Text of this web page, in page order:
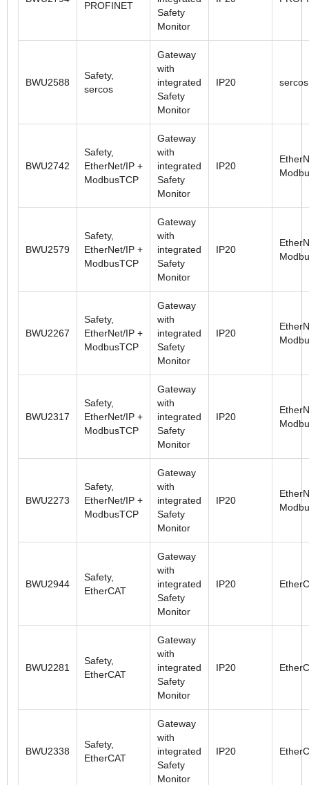
PROFINET
Safety
Monitor
BWU2588
Safety,
sercos
Gateway
with
integrated
Safety
Monitor
IP20 sercos
BWU2742
Safety,
EtherNet/IP +
ModbusTCP
Gateway
with
integrated
Safety
Monitor
IP20
BWU2579
Safety,
EtherNet/IP +
ModbusTCP
Gateway
with
integrated
Safety
Monitor
IP20
BWU2267
Safety,
EtherNet/IP +
ModbusTCP
Gateway
with
integrated
Safety
Monitor
IP20
BWU2317
Safety,
EtherNet/IP +
ModbusTCP
Gateway
with
integrated
Safety
Monitor
IP20
BWU2273
Safety,
EtherNet/IP +
ModbusTCP
Gateway
with
integrated
Safety
Monitor
IP20
BWU2944
Safety,
EtherCAT
Gateway
with
integrated
Safety
Monitor
IP20
BWU2281
Safety,
EtherCAT
Gateway
with
integrated
Safety
Monitor
IP20
BWU2338
Safety,
EtherCAT
Gateway
with
integrated
Safety
Monitor
IP20